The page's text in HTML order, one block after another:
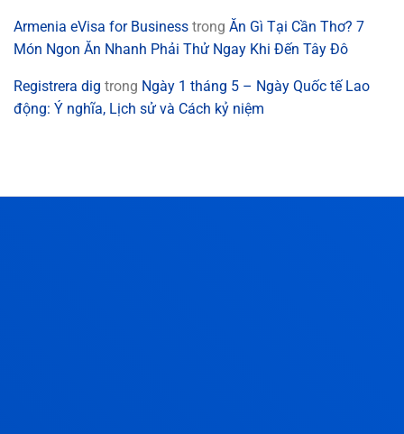
Armenia eVisa for Business trong Ăn Gì Tại Cần Thơ? 7
Món Ngon Ăn Nhanh Phải Thử Ngay Khi Đến Tây Đô
Registrera dig trong Ngày 1 tháng 5 – Ngày Quốc tế Lao
động: Ý nghĩa, Lịch sử và Cách kỷ niệm